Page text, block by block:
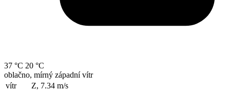
37 °C 20 °C
oblačno, mírný západní vítr
vítr
Z, 7.34 m/s